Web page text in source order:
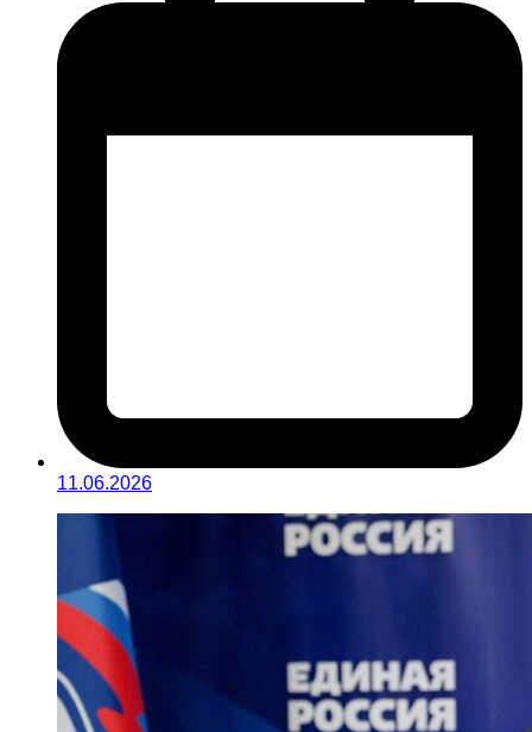
11.06.2026